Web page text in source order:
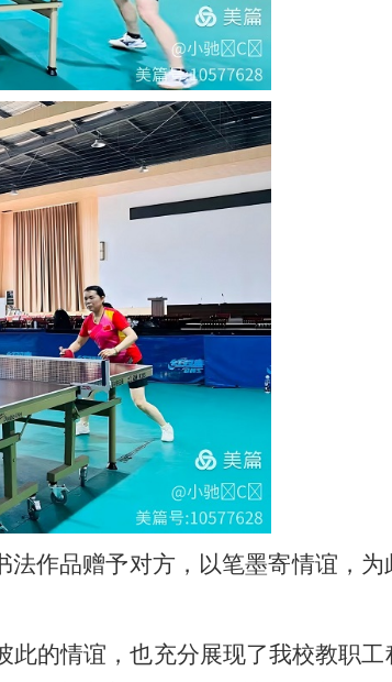
作品赠予对方，以笔墨寄情谊，
的情谊，也充分展现了我校教职工